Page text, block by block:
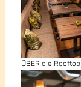
ÜBER die